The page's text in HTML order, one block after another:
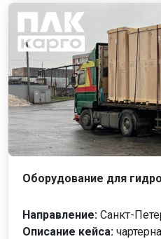
Оборудование для
Направление: Санкт-
Описание кейса: